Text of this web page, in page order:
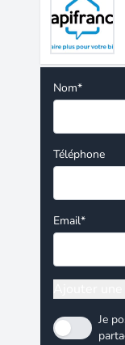
Nom*
Téléphone
Email*
Je